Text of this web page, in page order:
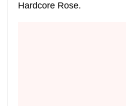
Hardcore Rose.